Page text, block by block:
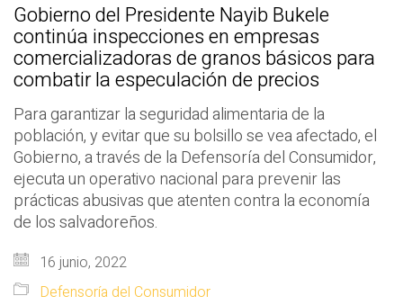
Gobierno del Presidente Nayib Bukele
continúa inspecciones en empresas
comercializadoras de granos básicos para
combatir la especulación de precios
Para garantizar la seguridad alimentaria de la
población, y evitar que su bolsillo se vea afectado, el
Gobierno, a través de la Defensoría del Consumidor,
ejecuta un operativo nacional para prevenir las
prácticas abusivas que atenten contra la economía
de los salvadoreños.
16 junio, 2022
Defensoría del Consumidor